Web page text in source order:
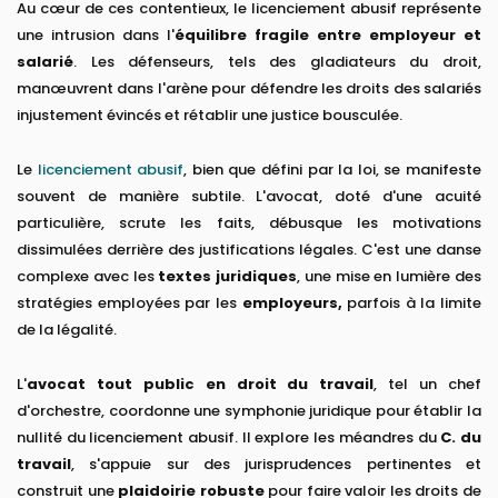
Au cœur de ces contentieux, le licenciement abusif représente
une intrusion dans l'équilibre fragile entre employeur et
salarié. Les défenseurs, tels des gladiateurs du droit,
manœuvrent dans l'arène pour défendre les droits des salariés
injustement évincés et rétablir une justice bousculée.
Le licenciement abusif, bien que défini par la loi, se manifeste
souvent de manière subtile. L'avocat, doté d'une acuité
particulière, scrute les faits, débusque les motivations
dissimulées derrière des justifications légales. C'est une danse
complexe avec les textes juridiques, une mise en lumière des
stratégies employées par les employeurs, parfois à la limite
de la légalité.
L'avocat tout public en droit du travail, tel un chef
d'orchestre, coordonne une symphonie juridique pour établir la
nullité du licenciement abusif. Il explore les méandres du C. du
travail, s'appuie sur des jurisprudences pertinentes et
construit une plaidoirie robustepour faire valoir les droits de